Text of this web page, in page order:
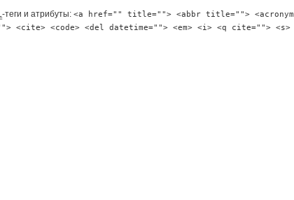
-теги и атрибуты: <a href="" title=""> <abbr title=""> <acronym
<cite> <code> <del datetime=""> <em> <i> <q cite=""> <s>